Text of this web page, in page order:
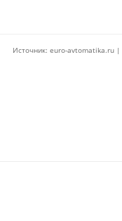
Источник: euro-avtomatika.ru |